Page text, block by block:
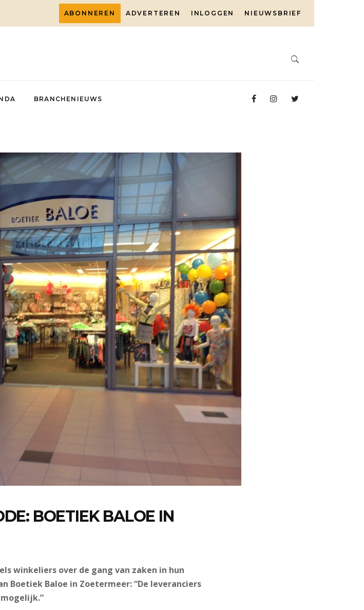
ABONNEREN ADVERTEREN INLOGGEN NIEUWSBRIEF
BRANCHENIEUWS
BOETIEK BALOE IN
winkeliers over de gang van zaken in hun
Boetiek Baloe in Zoetermeer: “De leveranciers